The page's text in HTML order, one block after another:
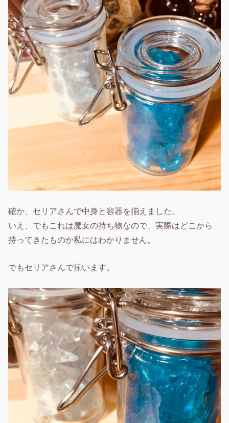
確か、セリアさんで中身と容器を揃えました。
いえ、でもこれは魔女の持ち物なので、実際はどこから
持ってきたものか私にはわかりません。
でもセリアさんで揃います。